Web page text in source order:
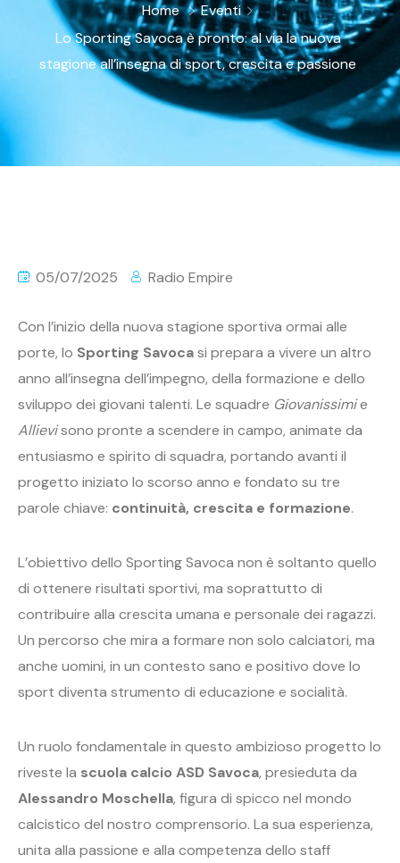
Home
Eventi
Lo Sporting Savoca è pronto: al via la nuova
stagione all’insegna di sport, crescita e passione
05/07/2025 Radio Empire
Con l’inizio della nuova stagione sportiva ormai alle
porte, lo Sporting Savocasi prepara a vivere un altro
anno all’insegna dell’impegno, della formazione e dello
sviluppo dei giovani talenti. Le squadre Giovanissimie
Allievisono pronte a scendere in campo, animate da
entusiasmo e spirito di squadra, portando avanti il
progetto iniziato lo scorso anno e fondato su tre
parole chiave: continuità, crescita e formazione.
L’obiettivo dello Sporting Savoca non è soltanto quello
di ottenere risultati sportivi, ma soprattutto di
contribuire alla crescita umana e personale dei ragazzi.
Un percorso che mira a formare non solo calciatori, ma
anche uomini, in un contesto sano e positivo dove lo
sport diventa strumento di educazione e socialità.
Un ruolo fondamentale in questo ambizioso progetto lo
riveste la scuola calcio ASD Savoca, presieduta da
Alessandro Moschella, figura di spicco nel mondo
calcistico del nostro comprensorio. La sua esperienza,
unita alla passione e alla competenza dello staff